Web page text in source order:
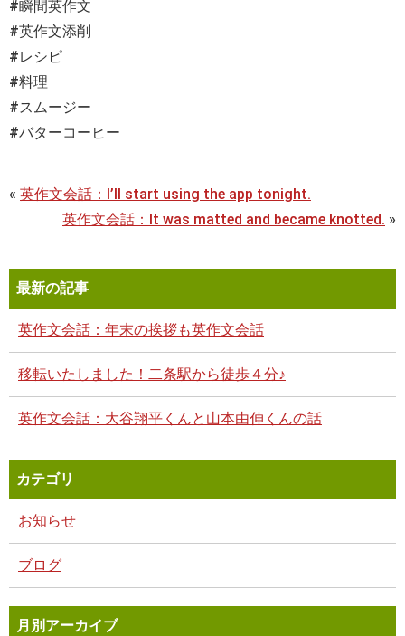
#瞬間英作文
#英作文添削
#レシピ
#料理
#スムージー
#バターコーヒー
« 英作文会話：I’ll start using the app tonight.
英作文会話：It was matted and became knotted. »
最新の記事
英作文会話：年末の挨拶も英作文会話
移転いたしました！二条駅から徒歩４分♪
英作文会話：大谷翔平くんと山本由伸くんの話
カテゴリ
お知らせ
ブログ
月別アーカイブ